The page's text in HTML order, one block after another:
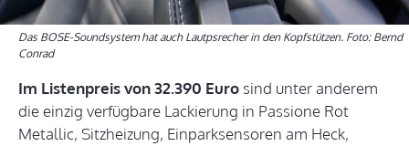
Das BOSE-Soundsystem hat auch Lautpsrecher in den Kopfstützen. Foto: Bernd
Conrad
Im Listenpreis von 32.390 Euro sind unter anderem
die einzig verfügbare Lackierung in Passione Rot
Metallic, Sitzheizung, Einparksensoren am Heck,